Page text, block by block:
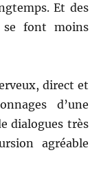
Et des
se font moins
direct et
d’une
dialogues très
agréable